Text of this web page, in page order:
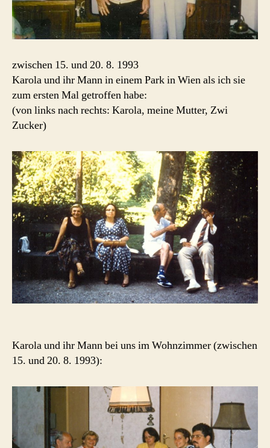
zwischen 15. und 20. 8. 1993
Karola und ihr Mann in einem Park in Wien als ich sie
zum ersten Mal getroffen habe:
(von links nach rechts: Karola, meine Mutter, Zwi
Zucker)
Karola und ihr Mann bei uns im Wohnzimmer (zwischen
15. und 20. 8. 1993):